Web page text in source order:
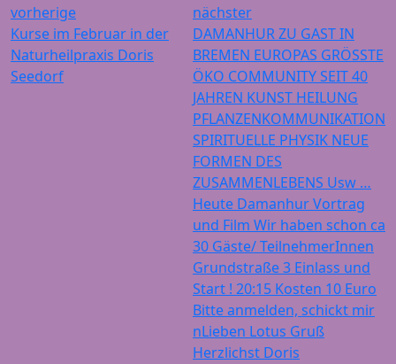
vorherige
Kurse im Februar in der
Naturheilpraxis Doris
Seedorf
nächster
DAMANHUR ZU GAST IN
BREMEN EUROPAS GRÖSSTE
ÖKO COMMUNITY SEIT 40
JAHREN KUNST HEILUNG
PFLANZENKOMMUNIKATION
SPIRITUELLE PHYSIK NEUE
FORMEN DES
ZUSAMMENLEBENS Usw …
Heute Damanhur Vortrag
und Film Wir haben schon ca
30 Gäste/ TeilnehmerInnen
Grundstraße 3 Einlass und
Start ! 20:15 Kosten 10 Euro
Bitte anmelden, schickt mir
nLieben Lotus Gruß
Herzlichst Doris